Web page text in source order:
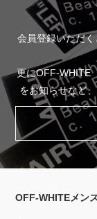
会員登録いただ
更にOFF-WHITE
をお知らせなど
OFF-WHITEメン